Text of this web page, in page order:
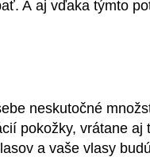
A aj vďaka týmto
neskutočné
pokožky, vrátane aj
a vaše vlasy